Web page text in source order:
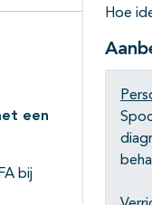
een
bij
Hoe